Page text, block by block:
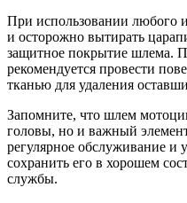
При использовании любого
и осторожно вытирать
защитное покрытие шлема.
рекомендуется провести
тканью для удаления
Запомните, что шлем
головы, но и важный
регулярное обслуживание и
сохранить его в хорошем
службы.